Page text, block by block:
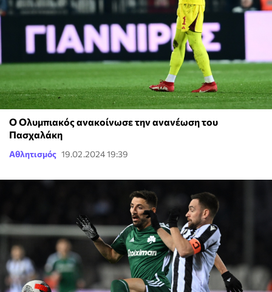
Ο Ολυμπιακός ανακοίνωσε την ανανέωση του
Πασχαλάκη
Αθλητισμός 19.02.2024 19:39